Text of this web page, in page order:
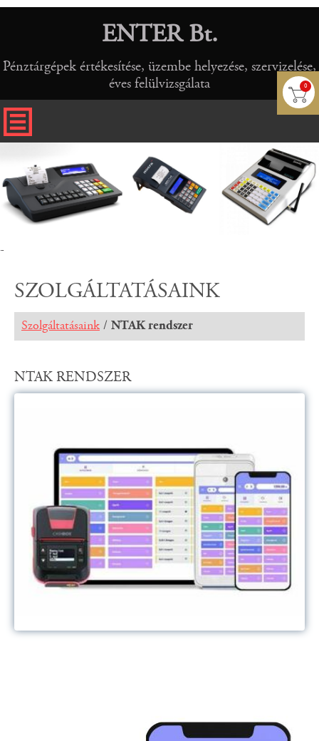
0
ENTER Bt.
Pénztárgépek értékesítése, üzembe helyezése, szervizelése,
éves felülvizsgálata
-
SZOLGÁLTATÁSAINK
Szolgáltatásaink / NTAK rendszer
NTAK RENDSZER